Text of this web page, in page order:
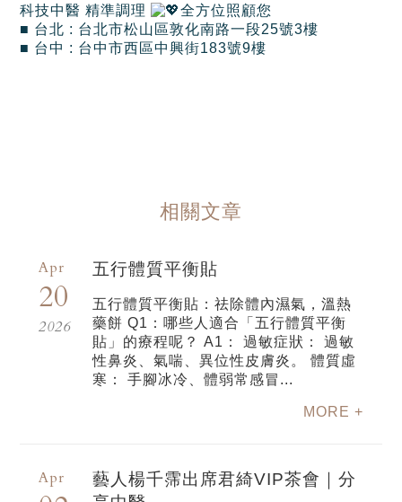
科技中醫 精準調理
全方位照顧您
■ 台北 : 台北市松山區敦化南路一段25號3樓
■ 台中 : 台中市西區中興街183號9樓
相關文章
Apr
20
2026
五行體質平衡貼
五行體質平衡貼：祛除體內濕氣，溫熱
藥餅 Q1：哪些人適合「五行體質平衡
貼」的療程呢？ A1： 過敏症狀： 過敏
性鼻炎、氣喘、異位性皮膚炎。 體質虛
寒： 手腳冰冷、體弱常感冒...
MORE +
Apr
藝人楊千霈出席君綺VIP茶會｜分